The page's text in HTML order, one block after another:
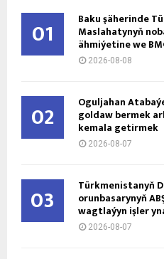
01 Baku şäherinde
Maslahatynyň
ähmiýetine we
2026-08-08
02 Oguljahan
goldaw bermek
kemala getirmek
2026-08-07
03 Türkmenistanyň
orunbasarynyň
wagtlaýyn işler
2026-08-07